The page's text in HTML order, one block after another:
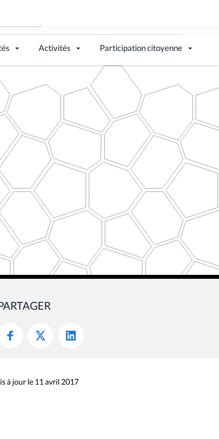
Activités Participation citoyenne
à jour le 11 avril 2017